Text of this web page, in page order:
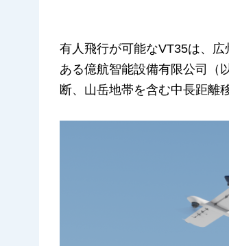
有人飛行が可能なVT35は、
ある億航智能設備有限公司（
断、山岳地帯を含む中長距離